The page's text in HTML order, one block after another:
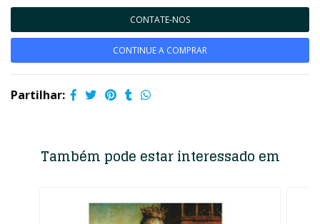
CONTATE-NOS
CONTINUE A COMPRAR
Partilhar:
Também pode estar interessado em